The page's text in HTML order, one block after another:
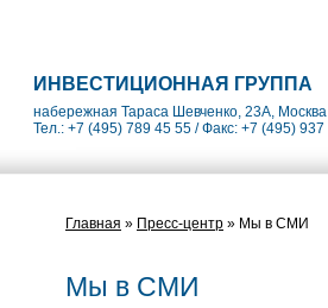
ИНВЕСТИЦИОННАЯ ГРУППА
набережная Тараса Шевченко, 23А,
Тел.: +7 (495) 789 45 55 / Факс: +7 (495)
Главная » Пресс-центр » Мы в СМИ
Мы в СМИ